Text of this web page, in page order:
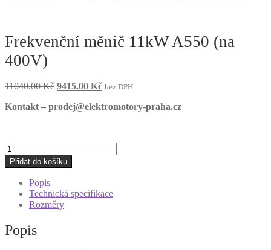
Frekvenční měnič 11kW A550 (na
400V)
11040.00Kč Původní
byla:
9415.00 KčAktuální
je:
bez DPH
Kontakt – prodej@elektromotory-praha.cz
Frekvenční
měnič
11kW
A550
400V)
množství
Přidat do košíku
Popis
Technická specifikace
Rozměry
Popis